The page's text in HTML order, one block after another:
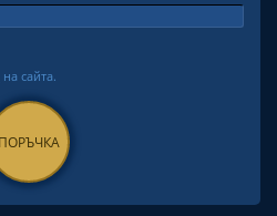
на сайта.